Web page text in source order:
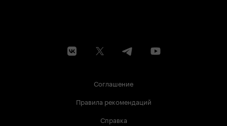
Соглашение
Правила рекомендаций
Справка